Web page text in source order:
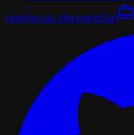
(ανοίγει σε νέα καρτέλα)